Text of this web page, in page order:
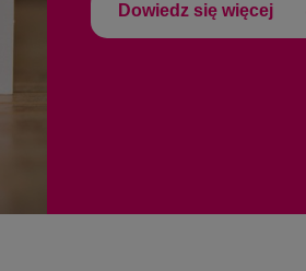
Dowiedz się więcej